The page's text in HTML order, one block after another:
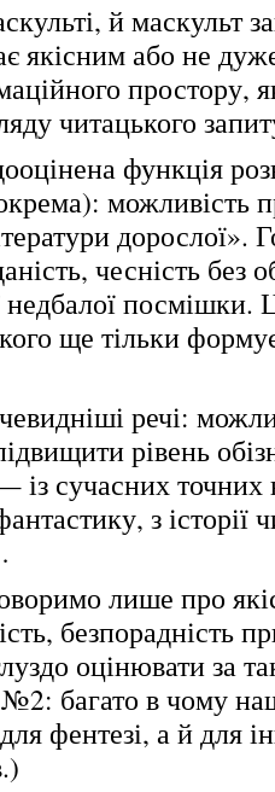
й маскульт
якісним або не
простору,
читацького
функція
можливість
дорослої».
чесність без
недбалої
ще тільки
речі:
рівень
із сучасних
з історії
лише про
безпорадність
оцінювати за
багато в чому
фентезі, а й для